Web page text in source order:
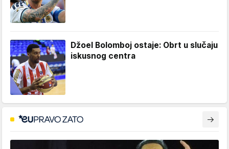
Džoel Bolomboj ostaje: Obrt u slučaju
iskusnog centra